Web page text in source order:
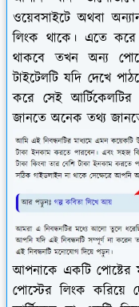
ওয়েবসাইটে অথবা
লিংক থাকে। এতে করে
থাকবে তখন অন্য
টাইটেলটি যদি দেখে
করে সেই
জানতে অনেক তথ্য
আপনাকে একটি
পোস্টের লিংক করিয়ে